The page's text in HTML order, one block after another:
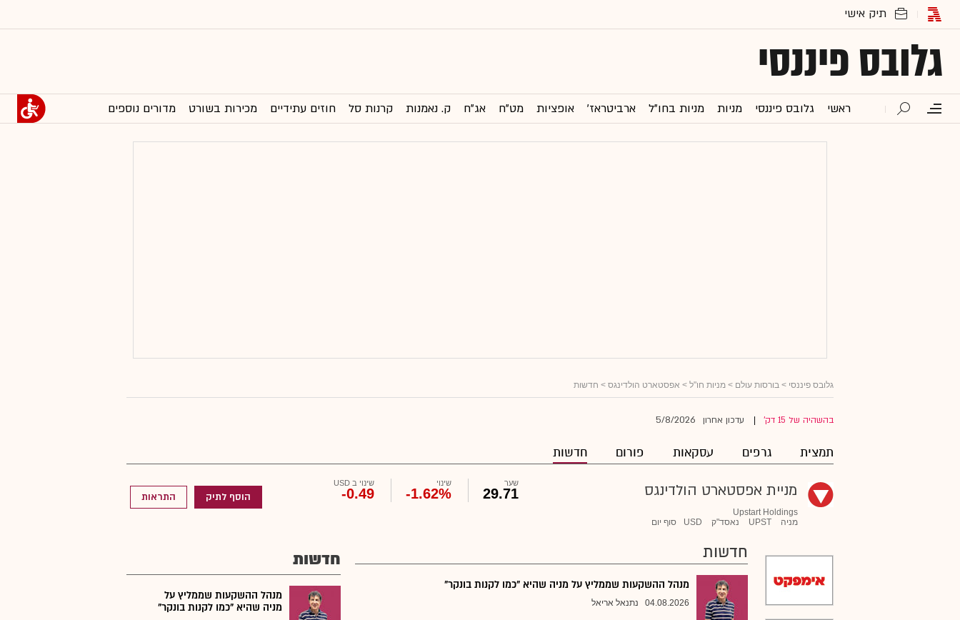
גלובס פיננסי
ראשי גלובס פיננסי מניות מניות בחו"ל ארביטראז' אופציות מט"ח אג"ח ק. נאמנות קרנות סל חוזים עתידיים מכירות בשורט מדורים נוספים
גלובס פיננסי > בורסות עולם > מניות חו"ל > אפסטארט הולדינגס > חדשות
בהשהיה של 15 דק' עדכון אחרון 5/8/2026
תמצית גרפים עסקאות פורום חדשות
מניית אפסטארט הולדינגס
Upstart Holdings
מניה
UPST נאסד"ק USD סוף יום
שער
29.71
שינוי
-1.62%
שינוי ב USD
-0.49 הוסף לתיק התראות
חדשות
מנהל ההשקעות שממליץ על מניה שהיא "כמו לקנות בונקר"
04.08.2026 נתנאל אריאל
חדשות
מנהל ההשקעות שממליץ על
מניה שהיא "כמו לקנות בונקר"